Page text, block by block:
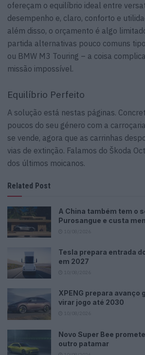
ofereçam o equilíbrio ideal entre
desempenho e, claro, conforto e
além disso, o orçamento é algo
partida alternativas pouco comuns
ou BMW M3 Touring – a coisa
missão impossível.
Equilíbrio Perfeito
A solução está nestas páginas.
poucos do seu género com a
se vende, agora que as carrinhas
vias de extinção. Falamos do Škoda
dos últimos moicanos.
Related Post
A China também tem o
Purosangue e custa
Tesla prepara entrada
em 2027
XPENG prepara avanço
virar jogo até 2030
Novo Super Bee
outro patamar